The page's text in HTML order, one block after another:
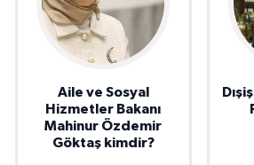
Aile ve Sosyal
Hizmetler Bakanı
Mahinur Özdemir
Göktaş kimdir?